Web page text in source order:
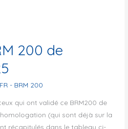
200 de
FR - BRM 200
qui ont validé ce BRM200 de
(qui sont déjà sur la
récapitulés dans le tableau ci-